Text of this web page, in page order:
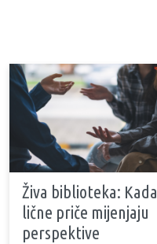
Živa biblioteka: Kada
lične priče mijenjaju
perspektive